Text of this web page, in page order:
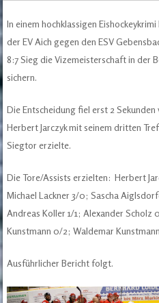
In einem hochklassigen
der EV Aich gegen den ESV
8:7 Sieg die Vizemeisterschaft in der
sichern.
Die Entscheidung fiel erst 2 Sekunden
Herbert Jarczyk mit seinem dritten
Siegtor erzielte.
Die Tore/Assists erzielten: Herbert
Michael Lackner 3/0; Sascha
Andreas Koller 1/1; Alexander Scholz
Kunstmann 0/2; Waldemar
Ausführlicher Bericht folgt.